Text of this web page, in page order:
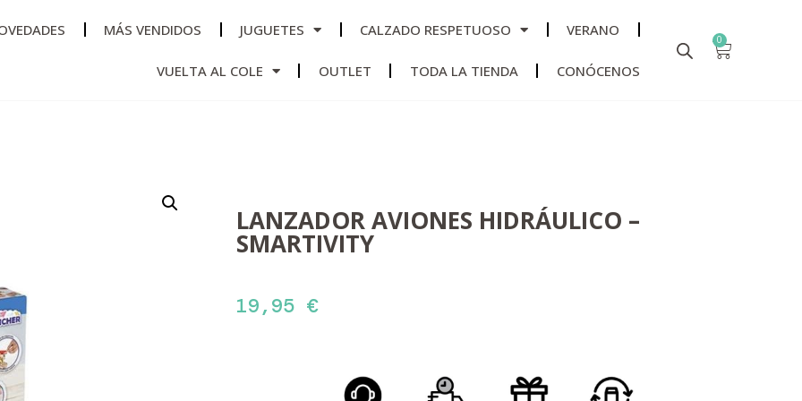
MÁS VENDIDOS JUGUETES CALZADO RESPETUOSO VERANO
VUELTA AL COLE OUTLET TODA LA TIENDA CONÓCENOS
0
LANZADOR AVIONES HIDRÁULICO –
SMARTIVITY
19,95 €